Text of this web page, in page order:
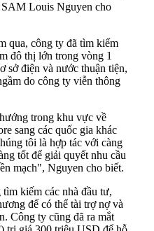
SAM Louis Nguyen cho
qua, công ty đã tìm kiếm
đô thị lớn trong vòng 1
sở điện và nước thuận tiện,
do công ty viễn thông
trong khu vực về
sang các quốc gia khác
tôi là hợp tác với càng
tốt để giải quyết nhu cầu
mạch", Nguyen cho biết.
kiếm các nhà đầu tư,
để có thể tài trợ nợ và
Công ty cũng đã ra mắt